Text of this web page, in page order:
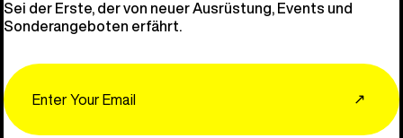
Sei der Erste, der von neuer Ausrüstung, Events und
Sonderangeboten erfährt.
↗